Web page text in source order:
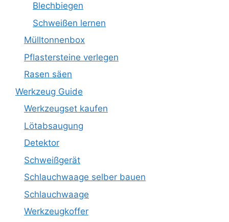
Blechbiegen
Schweißen lernen
Mülltonnenbox
Pflastersteine verlegen
Rasen säen
Werkzeug Guide
Werkzeugset kaufen
Lötabsaugung
Detektor
Schweißgerät
Schlauchwaage selber bauen
Schlauchwaage
Werkzeugkoffer